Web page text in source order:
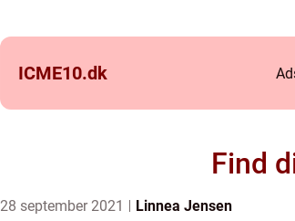
ICME10.dk
Find
28 september 2021 Linnea Jensen